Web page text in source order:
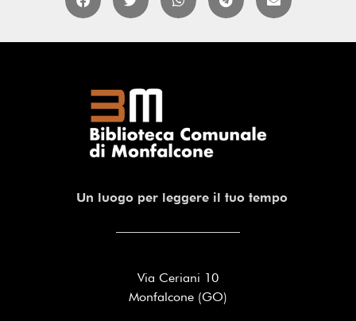
Un luogo per leggere il tuo tempo
Via Ceriani 10
Monfalcone (GO)